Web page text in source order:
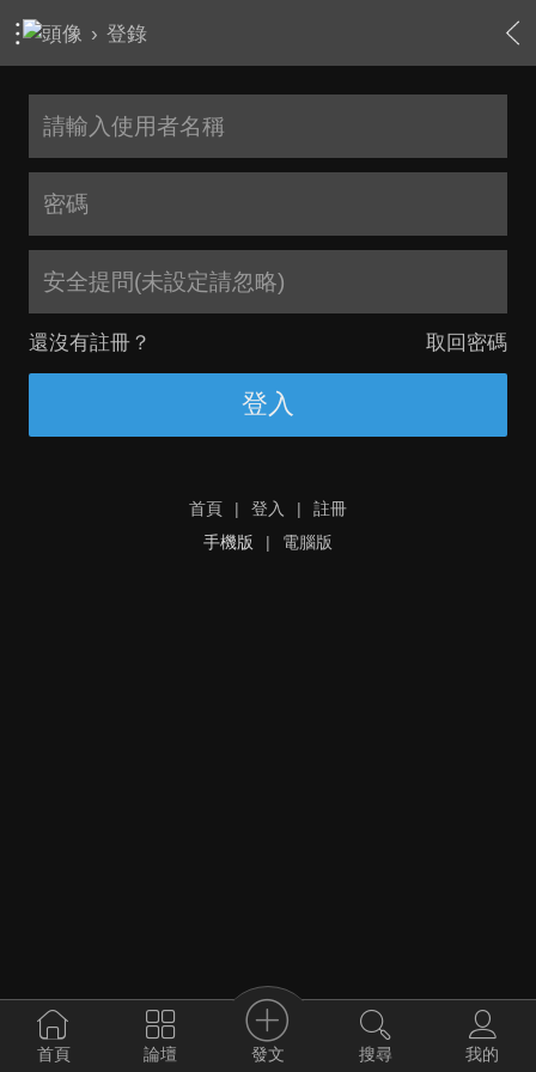
› 登錄
安全提問(未設定請忽略)
還沒有註冊？ 取回密碼
登入
首頁 | 登入 |
註冊
手機版
| 電腦版
首頁 論壇 發文 搜尋 我的